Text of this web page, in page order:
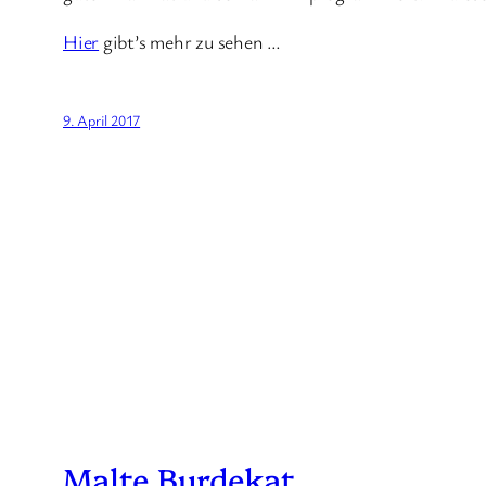
Hier gibt’s mehr zu sehen …
9. April 2017